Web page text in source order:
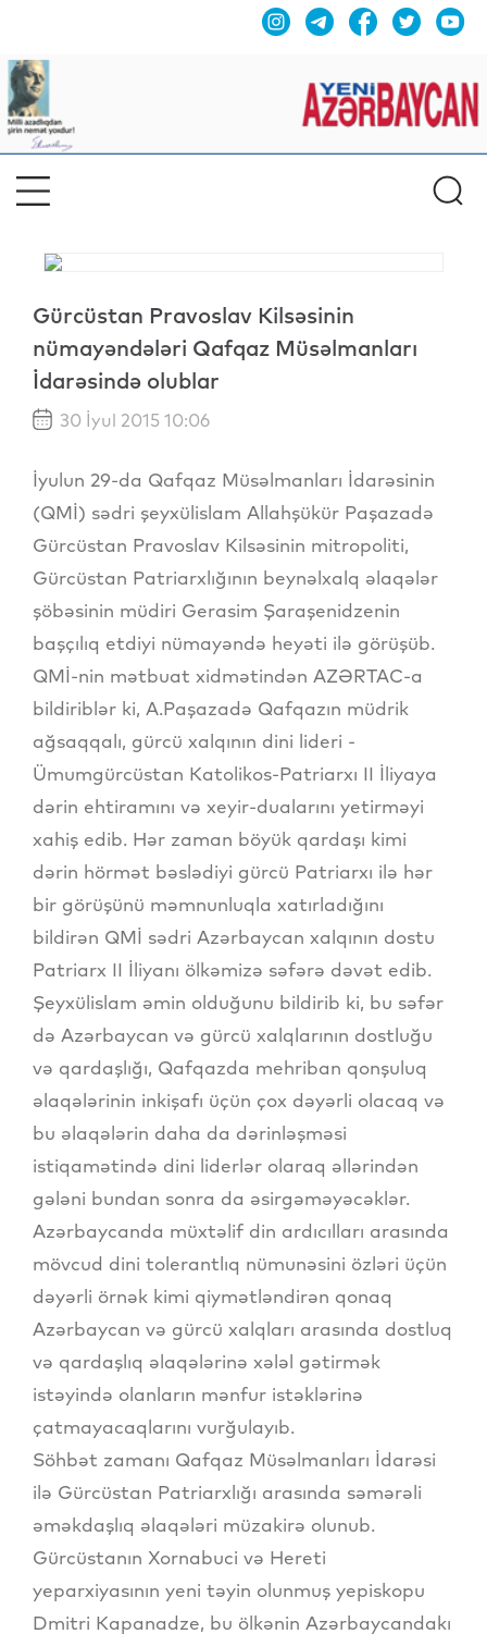
Gürcüstan Pravoslav Kilsəsinin
nümayəndələri Qafqaz Müsəlmanları
İdarəsində olublar
30 İyul 2015 10:06
İyulun 29-da Qafqaz Müsəlmanları İdarəsinin
(QMİ) sədri şeyxülislam Allahşükür Paşazadə
Gürcüstan Pravoslav Kilsəsinin mitropoliti,
Gürcüstan Patriarxlığının beynəlxalq əlaqələr
şöbəsinin müdiri Gerasim Şaraşenidzenin
başçılıq etdiyi nümayəndə heyəti ilə görüşüb.
QMİ-nin mətbuat xidmətindən AZƏRTAC-a
bildiriblər ki, A.Paşazadə Qafqazın müdrik
ağsaqqalı, gürcü xalqının dini lideri -
Ümumgürcüstan Katolikos-Patriarxı II İliyaya
dərin ehtiramını və xeyir-dualarını yetirməyi
xahiş edib. Hər zaman böyük qardaşı kimi
dərin hörmət bəslədiyi gürcü Patriarxı ilə hər
bir görüşünü məmnunluqla xatırladığını
bildirən QMİ sədri Azərbaycan xalqının dostu
Patriarx II İliyanı ölkəmizə səfərə dəvət edib.
Şeyxülislam əmin olduğunu bildirib ki, bu səfər
də Azərbaycan və gürcü xalqlarının dostluğu
və qardaşlığı, Qafqazda mehriban qonşuluq
əlaqələrinin inkişafı üçün çox dəyərli olacaq və
bu əlaqələrin daha da dərinləşməsi
istiqamətində dini liderlər olaraq əllərindən
gələni bundan sonra da əsirgəməyəcəklər.
Azərbaycanda müxtəlif din ardıcılları arasında
mövcud dini tolerantlıq nümunəsini özləri üçün
dəyərli örnək kimi qiymətləndirən qonaq
Azərbaycan və gürcü xalqları arasında dostluq
və qardaşlıq əlaqələrinə xələl gətirmək
istəyində olanların mənfur istəklərinə
çatmayacaqlarını vurğulayıb.
Söhbət zamanı Qafqaz Müsəlmanları İdarəsi
ilə Gürcüstan Patriarxlığı arasında səmərəli
əməkdaşlıq əlaqələri müzakirə olunub.
Gürcüstanın Xornabuci və Hereti
yeparxiyasının yeni təyin olunmuş yepiskopu
Dmitri Kapanadze, bu ölkənin Azərbaycandakı